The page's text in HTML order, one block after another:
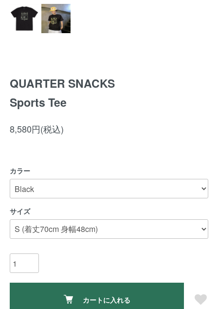
QUARTER SNACKS
Sports Tee
8,580円(税込)
カラー
サイズ
カートに入れる